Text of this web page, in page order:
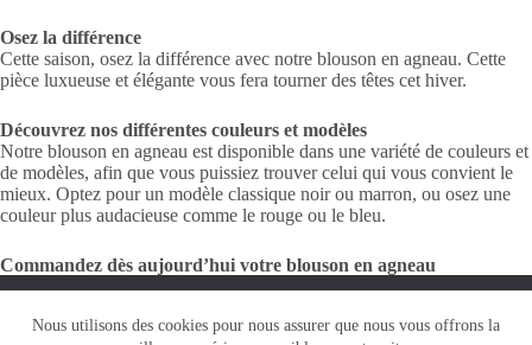
Nous utilisons des cookies pour nous assurer que nous vous offrons la
Osez la différence
Cette saison, osez la différence avec notre blouson en agneau. Cette
pièce luxueuse et élégante vous fera tourner des têtes cet hiver.
Découvrez nos différentes couleurs et modèles
Notre blouson en agneau est disponible dans une variété de couleurs et
de modèles, afin que vous puissiez trouver celui qui vous convient le
mieux. Optez pour un modèle classique noir ou marron, ou osez une
couleur plus audacieuse comme le rouge ou le bleu.
Commandez dès aujourd’hui votre blouson en agneau
N’attendez plus pour commander votre blouson en agneau. Cette pièce
expérience sur notre site web. Si vous continuez à utiliser ce